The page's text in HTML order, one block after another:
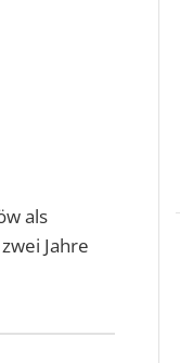
als
Jahre